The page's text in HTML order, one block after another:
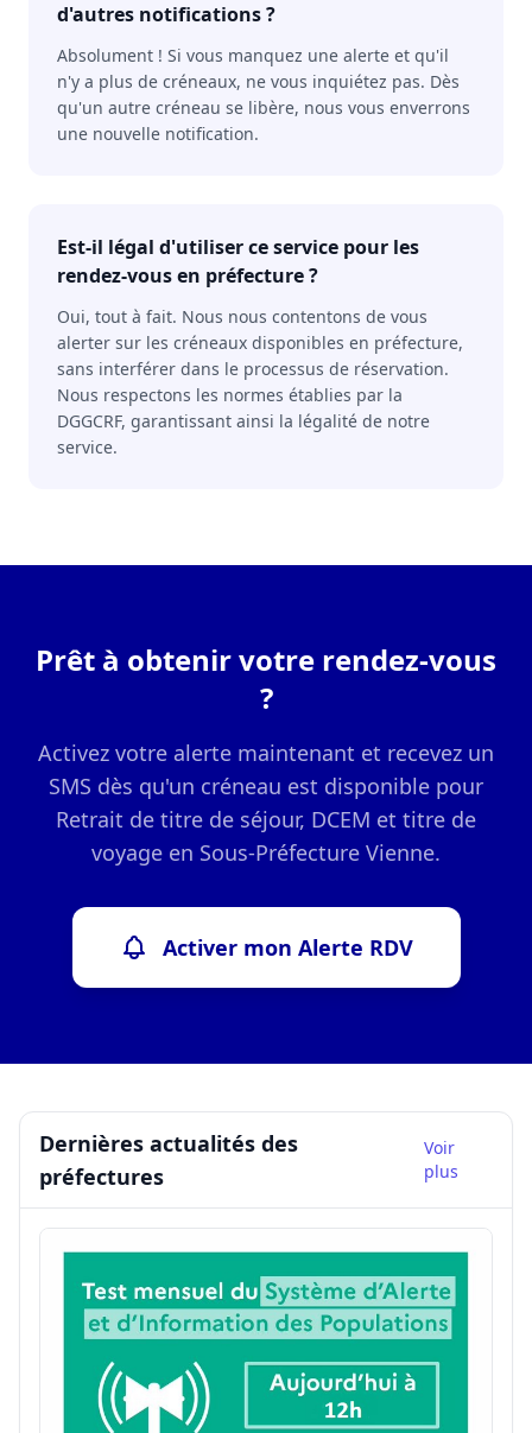
d'autres notifications ?
Absolument ! Si vous manquez une alerte et qu'il
n'y a plus de créneaux, ne vous inquiétez pas. Dès
qu'un autre créneau se libère, nous vous enverrons
une nouvelle notification.
Est-il légal d'utiliser ce service pour les
rendez-vous en préfecture ?
Oui, tout à fait. Nous nous contentons de vous
alerter sur les créneaux disponibles en préfecture,
sans interférer dans le processus de réservation.
Nous respectons les normes établies par la
DGGCRF, garantissant ainsi la légalité de notre
service.
Prêt à obtenir votre rendez-vous
?
Activez votre alerte maintenant et recevez un
SMS dès qu'un créneau est disponible pour
Retrait de titre de séjour, DCEM et titre de
voyage en Sous-Préfecture Vienne.
Activer mon Alerte RDV
Dernières actualités des
préfectures
Voir
plus